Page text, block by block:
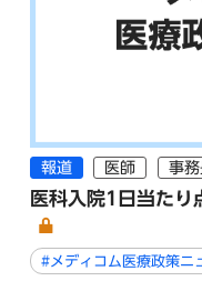
報道 医師 事務
医科入院1日当た
#メディコム医療政策ニ